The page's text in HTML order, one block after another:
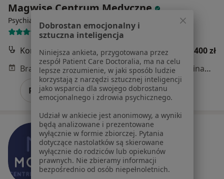
Magwise Centrum Medyczne
Psychiatria dziecięca, Psychiatria, Psychologia Więcej
1099 opinii
400 zł
Brak dostępnych specjalistów z wolnymi terminami w tym centrum medycznym.
Pokaż profil
Dobrostan emocjonalny i
sztuczna inteligencja
Niniejsza ankieta, przygotowana przez
zespół Patient Care Doctoralia, ma na celu
lepsze zrozumienie, w jaki sposób ludzie
korzystają z narzędzi sztucznej inteligencji
jako wsparcia dla swojego dobrostanu
emocjonalnego i zdrowia psychicznego.
Udział w ankiecie jest anonimowy, a wyniki
będą analizowane i prezentowane
wyłącznie w formie zbiorczej. Pytania
dotyczące nastolatków są skierowane
wyłącznie do rodziców lub opiekunów
prawnych. Nie zbieramy informacji
bezpośrednio od osób niepełnoletnich.